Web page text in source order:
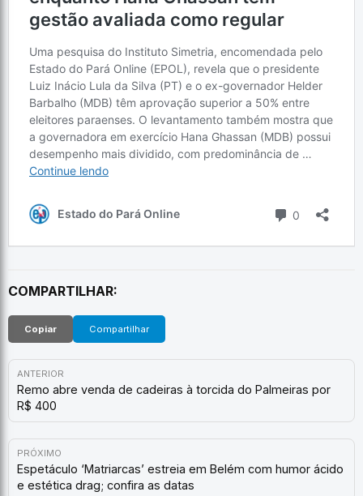
COMPARTILHAR:
Copiar Compartilhar
ANTERIOR
Remo abre venda de cadeiras à torcida do Palmeiras por
R$ 400
PRÓXIMO
Espetáculo ‘Matriarcas’ estreia em Belém com humor ácido
e estética drag; confira as datas